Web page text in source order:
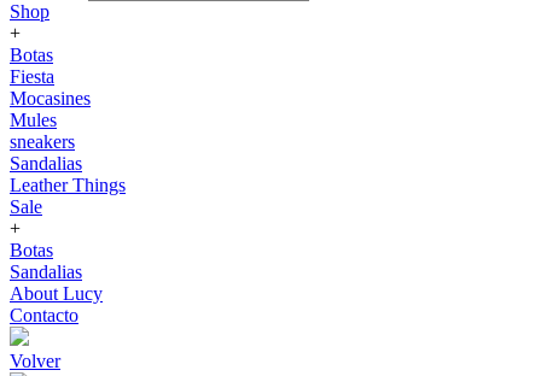
Shop
+
Botas
Fiesta
Mocasines
Mules
sneakers
Sandalias
Leather Things
Sale
+
Botas
Sandalias
About Lucy
Contacto
Volver